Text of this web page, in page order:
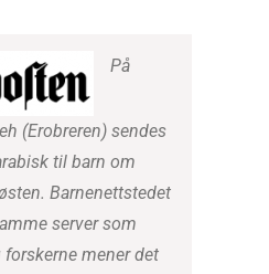
På
(Erobreren) sendes
til barn om
Barnenettstedet
server som
forskerne mener det